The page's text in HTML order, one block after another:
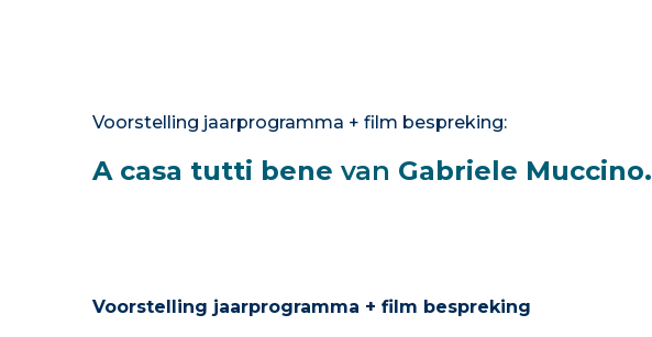
Voorstelling jaarprogramma + film bespreking:
A casa tutti bene van Gabriele Muccino.
Voorstelling jaarprogramma + film bespreking